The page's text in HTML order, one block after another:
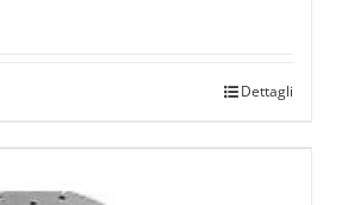
Dettagli